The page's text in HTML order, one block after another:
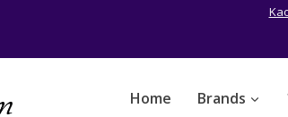
Home Brands